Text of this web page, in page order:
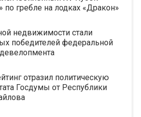
по гребле на лодках «Дракон»
недвижимости стали
победителей федеральной
отразил политическую
Госдумы от Республики